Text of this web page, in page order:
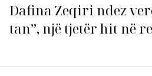
Dafina Zeqiri ndez
tan”, një tjetër hit në